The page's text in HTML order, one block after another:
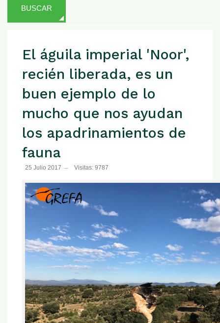
BUSCAR
El águila imperial 'Noor',
recién liberada, es un
buen ejemplo de lo
mucho que nos ayudan
los apadrinamientos de
fauna
25 Julio 2017 Visitas: 9787